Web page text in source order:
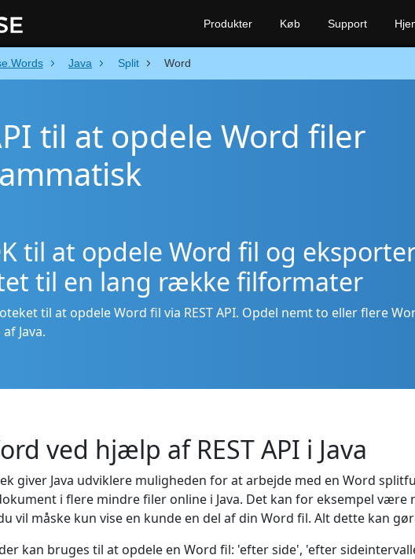
Java Split Word
til at opdele Word filer
til at opdele Word fil og
til en lang række filformater
til at opdele Word fil via REST API. Opdel nemt to eller flere
Java.
ved hjælp af REST API i Java
giver Java udviklere muligheden for at arbejde med en Word
i flere mindre filer online i Java. Det kan for eksempel
vil måske kun vise en kunde en del af din Word fil. Alt dette kan
kan bruges til at opdele en Word fil: 'efter side', 'efter
Produkter Køb Support